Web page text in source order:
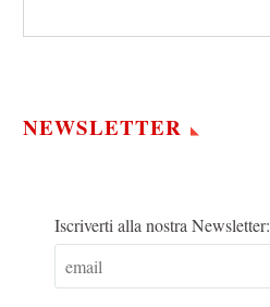
NEWSLETTER
Iscriverti alla nostra Newsletter: